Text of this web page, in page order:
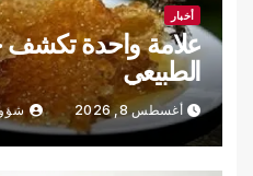
أخبار
علامة واحدة
الطبيعي
أغسطس 8, 2026